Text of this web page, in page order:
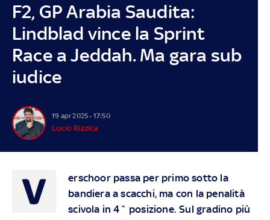
F2, GP Arabia Saudita:
Lindblad vince la Sprint
Race a Jeddah. Ma gara sub
iudice
19 apr 2025 - 17:50
Lucio Rizzica
V
erschoor passa per primo sotto la
bandiera a scacchi, ma con la penalità
scivola in 4^ posizione. Sul gradino più